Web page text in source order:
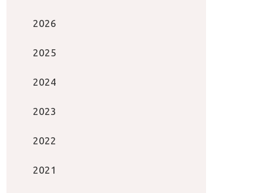
2026
2025
2024
2023
2022
2021